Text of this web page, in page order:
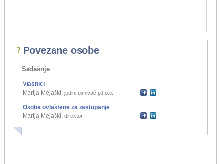
Povezane osobe
Sadašnje
Vlasnici
Marija Mejaški, jedini osnivač j.d.o.o.
Osobe ovlaštene za zastupanje
Marija Mejaški, direktor